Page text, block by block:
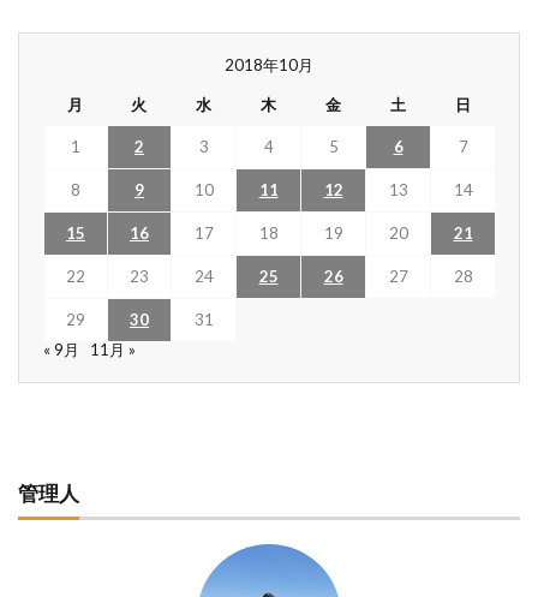
2018年10月
月 火 水 木 金 土 日
1 2 3 4 5 6 7
8 9 10 11 12 13 14
15 16 17 18 19 20 21
22 23 24 25 26 27 28
29 30
31
« 9月
11月 »
管理人